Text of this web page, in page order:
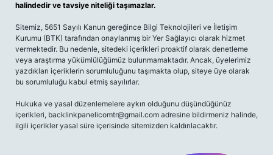
halindedir ve tavsiye niteliği taşımazlar.
Sitemiz, 5651 Sayılı Kanun gereğince Bilgi Teknolojileri ve İletişim
Kurumu (BTK) tarafından onaylanmış bir Yer Sağlayıcı olarak hizmet
vermektedir. Bu nedenle, sitedeki içerikleri proaktif olarak denetleme
veya araştırma yükümlülüğümüz bulunmamaktadır. Ancak, üyelerimiz
yazdıkları içeriklerin sorumluluğunu taşımakta olup, siteye üye olarak
bu sorumluluğu kabul etmiş sayılırlar.
Hukuka ve yasal düzenlemelere aykırı olduğunu düşündüğünüz
içerikleri, backlinkpanelicomtr@gmail.com adresine bildirmeniz halinde,
ilgili içerikler yasal süre içerisinde sitemizden kaldırılacaktır.